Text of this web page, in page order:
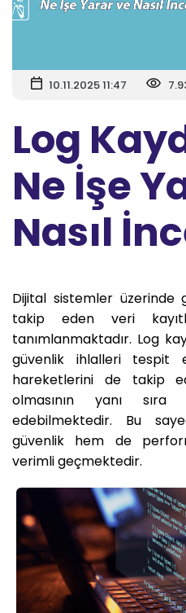
10.11.2025 11:47
Log
Ne İşe
Nasıl
Dijital sistemler üzerinde
takip eden veri
tanımlanmaktadır. Log
güvenlik ihlalleri tespit
hareketlerini de takip
olmasının yanı sıra
edebilmektedir. Bu
güvenlik hem de
verimli geçmektedir.